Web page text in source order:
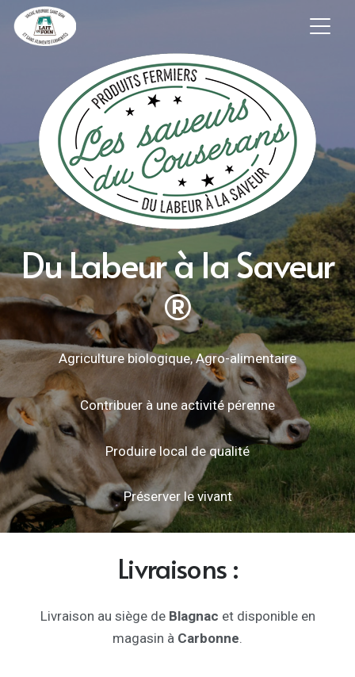
Du Labeur à la Saveur
®
Agriculture biologique, Agro-alimentaire
Contribuer à une activité pérenne
Produire local de qualité
Préserver le vivant
Livraisons :
Livraison au siège de Blagnac et disponible en
magasin à Carbonne.